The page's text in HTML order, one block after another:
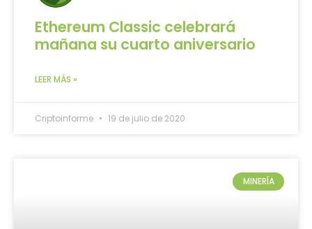
Ethereum Classic celebrará
mañana su cuarto aniversario
LEER MÁS »
Criptoinforme 19 de julio de 2020
MINERÍA